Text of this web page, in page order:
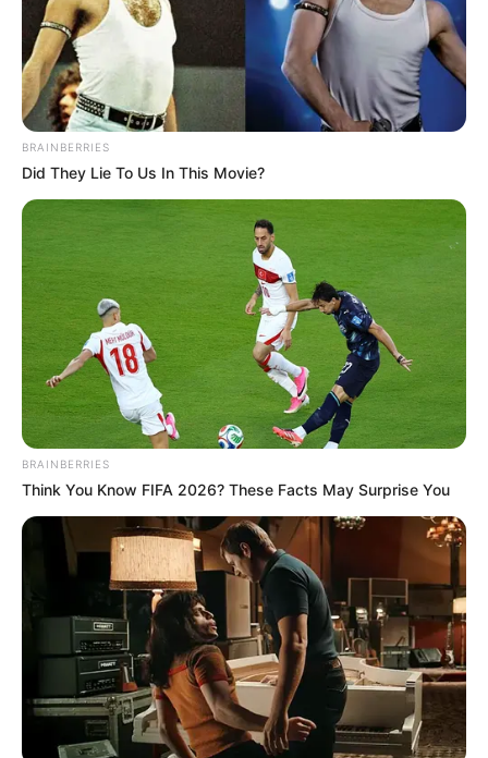
Májusban minden eddigi közösségi médiarekordot
megdöntött Magyar Péter, aki több mint 6 millió
interakcióval vezeti a politikusok toplistáját. Ez az
eredmény nemcsak a saját, hanem a magyar
politikai közösségi média történetében is
kiemelkedő.
BRAINBERRIES
Did They Lie To Us In This Movie?
BRAINBERRIES
Think You Know FIFA 2026? These Facts May Surprise You